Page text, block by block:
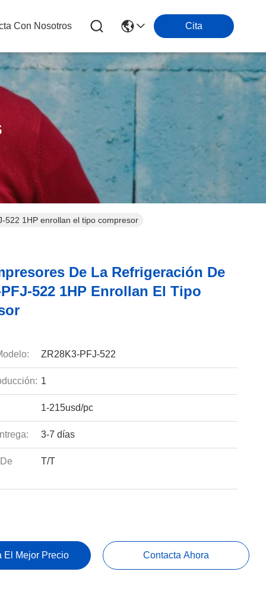
Con Nosotros Cita
Los compresores de la refrigeración de ZR28K3-PFJ-522 1HP enrollan el tipo compresor
De La Refrigeración De
522 1HP Enrollan El Tipo
ZR28K3-PFJ-522
1
1-215usd/pc
3-7 días
T/T
El Mejor Precio Contacta Ahora